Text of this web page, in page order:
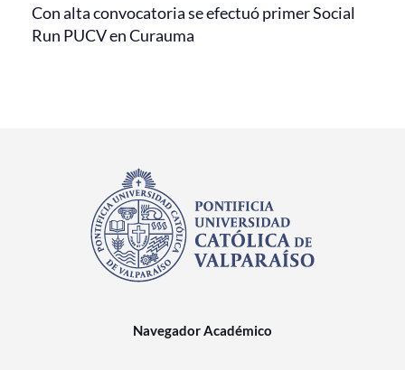
Con alta convocatoria se efectuó primer Social
Run PUCV en Curauma
Navegador Académico